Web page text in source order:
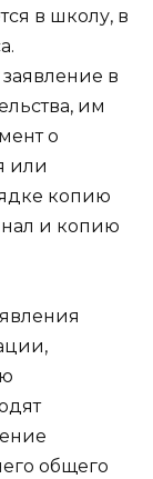
в школу, в
в
им
о
или
копию
и копию
общего